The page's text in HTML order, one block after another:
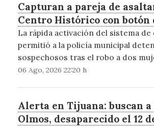
Capturan a pareja de
Centro Histórico con botón
La rápida activación del sistema
permitió a la policía municipal
sospechosos tras el robo a dos
06 Ago, 2026 22:20 h
Alerta en Tijuana: buscan a
Olmos, desaparecido el 12